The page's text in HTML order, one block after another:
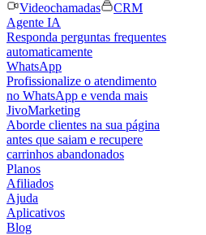
Videochamadas
CRM
Agente IA
Responda perguntas frequentes
automaticamente
WhatsApp
Profissionalize o atendimento
no WhatsApp e venda mais
JivoMarketing
Aborde clientes na sua página
antes que saiam e recupere
carrinhos abandonados
Planos
Afiliados
Ajuda
Aplicativos
Blog